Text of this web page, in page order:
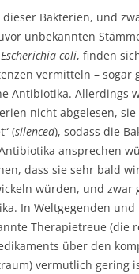
dieser Bakterien, und
unbekannten
Escherichia coli, finden
vermitteln – sogar
Antibiotika. Allerdings
nicht abgelesen, sie
(silenced), sodass die
ansprechen
dass sie sehr bald
würden, und zwar
In Weltgegenden
Therapietreue (die
über den
vermutlich gering